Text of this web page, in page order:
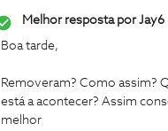
Melhor resposta porJay6
Boa tarde,
Removeram? Como assim?
está a acontecer? Assim
melhor